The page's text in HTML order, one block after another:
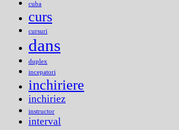
cuba
curs
cursuri
dans
duplex
incepatori
inchiriere
inchiriez
instructor
interval